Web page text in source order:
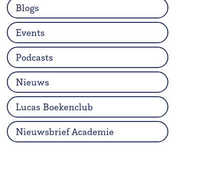
Blogs
Events
Podcasts
Nieuws
Lucas Boekenclub
Nieuwsbrief Academie